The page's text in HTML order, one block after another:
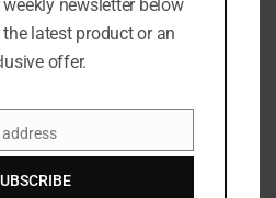
newsletter below
latest product or an
offer.